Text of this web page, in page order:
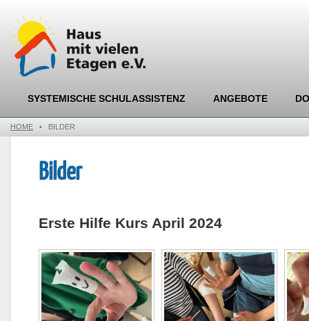
SYSTEMISCHE SCHULASSISTENZ ANGEBOTE
HOME • BILDER
Bilder
Erste Hilfe Kurs April 2024